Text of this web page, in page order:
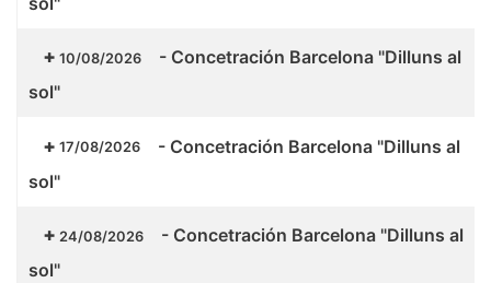
10/08/2026 - Concetración Barcelona "Dilluns al
sol"
17/08/2026 - Concetración Barcelona "Dilluns al
sol"
24/08/2026 - Concetración Barcelona "Dilluns al
sol"